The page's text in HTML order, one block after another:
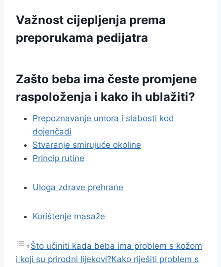
Važnost cijepljenja prema
preporukama pedijatra
Zašto beba ima česte promjene
raspoloženja i kako ih ublažiti?
Prepoznavanje umora i slabosti kod
dojenčadi
Stvaranje smirujuće okoline
Princip rutine
Uloga zdrave prehrane
Korištenje masaže
Što učiniti kada beba ima problem s kožom
i koji su prirodni lijekovi?Kako riješiti problem s